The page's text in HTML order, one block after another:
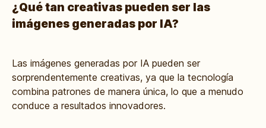
¿Qué tan creativas pueden ser las
imágenes generadas por IA?
Las imágenes generadas por IA pueden ser
sorprendentemente creativas, ya que la tecnología
combina patrones de manera única, lo que a menudo
conduce a resultados innovadores.